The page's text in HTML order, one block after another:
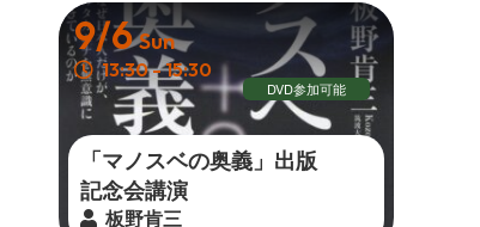
DVD参加可能
9/6 Sun
13:30 - 15:30
「マノスベの奥義」出版
記 念 会 講 演
板野肯三